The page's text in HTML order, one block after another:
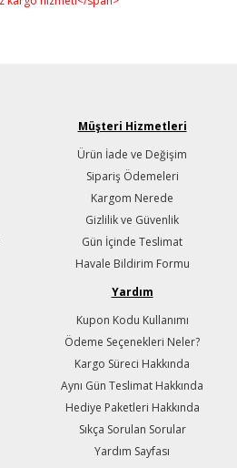
Müşteri Hizmetleri
Ürün İade ve Değişim
Sipariş Ödemeleri
Kargom Nerede
Gizlilik ve Güvenlik
Gün İçinde Teslimat
Havale Bildirim Formu
Yardım
Kupon Kodu Kullanımı
Ödeme Seçenekleri Neler?
Kargo Süreci Hakkında
Aynı Gün Teslimat Hakkında
Hediye Paketleri Hakkında
Sıkça Sorulan Sorular
Yardım Sayfası